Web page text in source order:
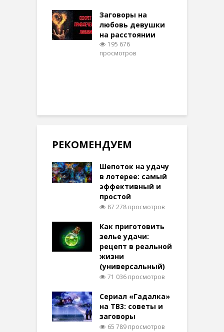
Заговоры на
любовь девушки
на расстоянии
195 676
просмотров
РЕКОМЕНДУЕМ
Шепоток на удачу
в лотерее: самый
эффективный и
простой
87 278 просмотров
Как приготовить
зелье удачи:
рецепт в реальной
жизни
(универсальный)
71 036 просмотров
Сериал «Гадалка»
на ТВ3: советы и
заговоры
65 789 просмотров